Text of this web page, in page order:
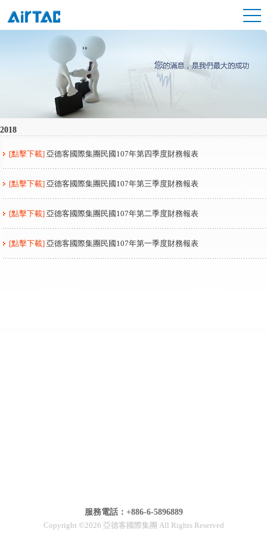
2018
[點擊下載] 亞德客國際集團民國107年第四季度財務報表
[點擊下載] 亞德客國際集團民國107年第三季度財務報表
[點擊下載] 亞德客國際集團民國107年第二季度財務報表
[點擊下載] 亞德客國際集團民國107年第一季度財務報表
服務電話：+886-6-5896889
Copyright ©2026 亞德客國際集團 All Rights Reserved